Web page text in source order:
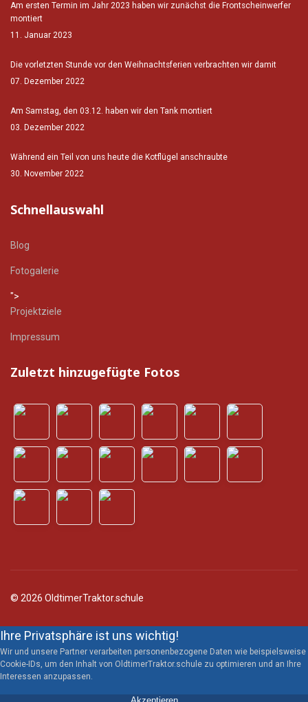
Am ersten Termin im Jahr 2023 haben wir zunächst die Frontscheinwerfer
montiert
11. Januar 2023
Die vorletzten Stunde vor den Weihnachtsferien verbrachten wir damit
07. Dezember 2022
Am Samstag, den 03.12. haben wir den Tank montiert
03. Dezember 2022
Während ein Teil von uns heute die Kotflügel anschraubte
30. November 2022
Schnellauswahl
Blog
Fotogalerie
">
Projektziele
Impressum
Zuletzt hinzugefügte Fotos
© 2026 OldtimerTraktor.schule
Ihre Privatsphäre ist uns wichtig!
Wir und unsere Partner verarbeiten personenbezogene Daten wie beispielsweise
Cookie-IDs, um den Inhalt von OldtimerTraktor.schule zu optimieren und an Ihre
Interessen anzupassen.